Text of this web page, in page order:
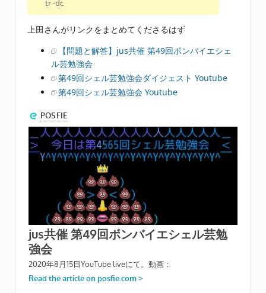
tr -dc
上田さんがリンクをまとめてくださるはず
【問題と解答】jus共催 第49回ボンバイエシェ
ル芸勉強会
第49回シェル芸勉強会ダイジェスト Youtube
第49回シェル芸勉強会 Youtube